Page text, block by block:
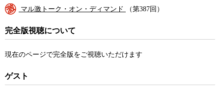
マル激トーク・オン・ディマンド （第387回）
完全版視聴について
現在のページで完全版をご視聴いただけます
ゲスト